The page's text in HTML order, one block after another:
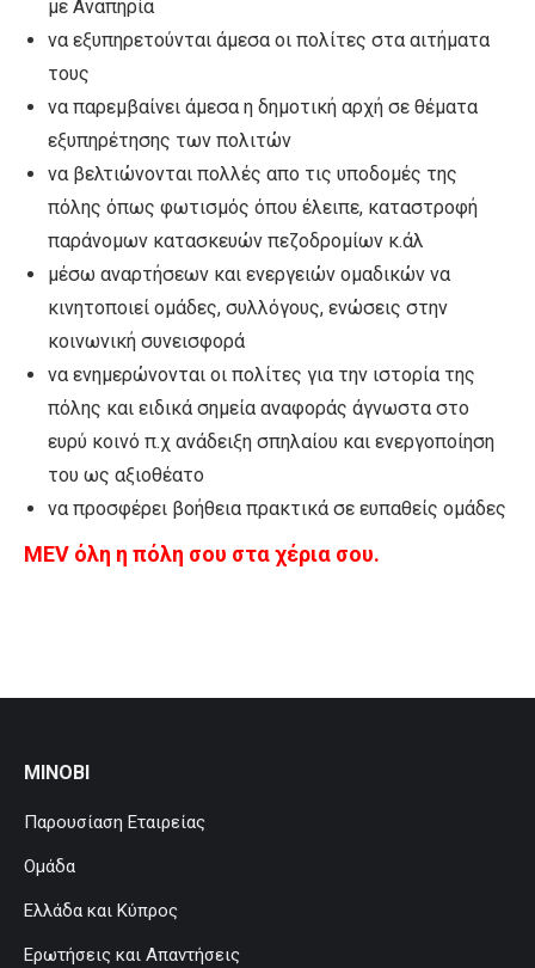
με Αναπηρία
να εξυπηρετούνται άμεσα οι πολίτες στα αιτήματα
τους
να παρεμβαίνει άμεσα η δημοτική αρχή σε θέματα
εξυπηρέτησης των πολιτών
να βελτιώνονται πολλές απο τις υποδομές της
πόλης όπως φωτισμός όπου έλειπε, καταστροφή
παράνομων κατασκευών πεζοδρομίων κ.άλ
μέσω αναρτήσεων και ενεργειών ομαδικών να
κινητοποιεί ομάδες, συλλόγους, ενώσεις στην
κοινωνική συνεισφορά
να ενημερώνονται οι πολίτες για την ιστορία της
πόλης και ειδικά σημεία αναφοράς άγνωστα στο
ευρύ κοινό π.χ ανάδειξη σπηλαίου και ενεργοποίηση
του ως αξιοθέατο
να προσφέρει βοήθεια πρακτικά σε ευπαθείς ομάδες
MEV όλη η πόλη σου στα χέρια σου.
MINOBI
Παρουσίαση Εταιρείας
Ομάδα
Ελλάδα και Κύπρος
Ερωτήσεις και Απαντήσεις